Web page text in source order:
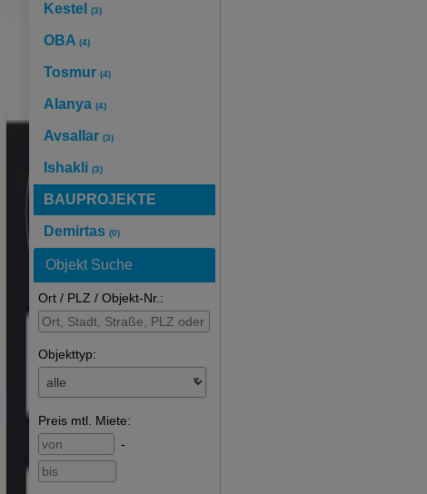
Kestel (3)
OBA (4)
Tosmur (4)
Alanya (4)
Avsallar (3)
Ishakli (3)
BAUPROJEKTE
Demirtas (0)
Objekt Suche
Ort / PLZ / Objekt-Nr.:
Objekttyp:
Preis mtl. Miete:
-